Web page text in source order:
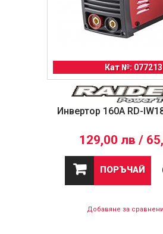
Кат №: 077213
Инвертор 160A RD-
129,00 лв /
ПОРЪЧАЙ
Добавяне за